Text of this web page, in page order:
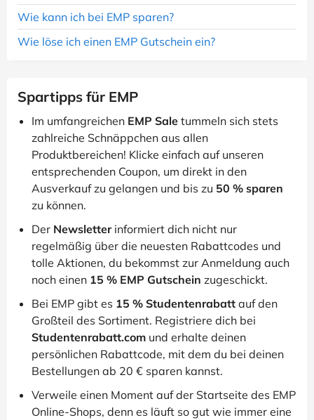
Wie kann ich bei EMP sparen?
Wie löse ich einen EMP Gutschein ein?
Spartipps für EMP
Im umfangreichen EMP Sale tummeln sich stets
zahlreiche Schnäppchen aus allen
Produktbereichen! Klicke einfach auf unseren
entsprechenden Coupon, um direkt in den
Ausverkauf zu gelangen und bis zu 50 % sparen
zu können.
Der Newsletterinformiert dich nicht nur
regelmäßig über die neuesten Rabattcodes und
tolle Aktionen, du bekommst zur Anmeldung auch
noch einen 15 % EMP Gutschein zugeschickt.
Bei EMP gibt es 15 % Studentenrabatt auf den
Großteil des Sortiment. Registriere dich bei
Studentenrabatt.com und erhalte deinen
persönlichen Rabattcode, mit dem du bei deinen
Bestellungen ab 20 € sparen kannst.
Verweile einen Moment auf der Startseite des EMP
Online-Shops, denn es läuft so gut wie immer eine